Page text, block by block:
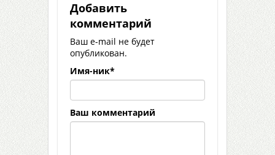
Добавить
комментарий
Ваш e-mail не будет
опубликован.
Имя-ник*
Ваш комментарий